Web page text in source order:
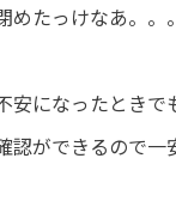
めたっけなあ。。
安になったときで
認ができるので一